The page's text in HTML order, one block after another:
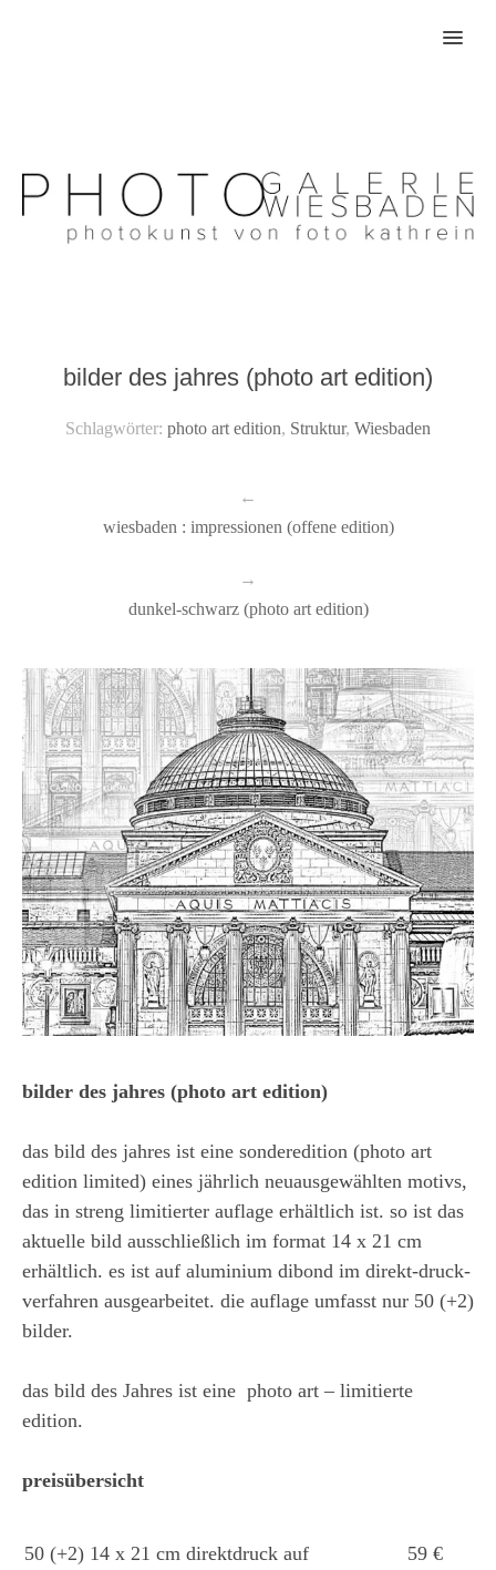
MENU
bilder des jahres (photo art edition)
das bild des jahres ist eine sonderedition (photo art
edition limited) eines jährlich neuausgewählten motivs,
das in streng limitierter auflage erhältlich ist. so ist das
aktuelle bild ausschließlich im format 14 x 21 cm
erhältlich. es ist auf aluminium dibond im direkt-druck-
verfahren ausgearbeitet. die auflage umfasst nur 50 (+2)
bilder.
das bild des Jahres ist eine photo art – limitierte
edition.
preisübersicht
50 (+2) 14 x 21 cm direktdruck auf
59 €
bilder des jahres (photo art edition)
Schlagwörter: photo art edition, Struktur, Wiesbaden
←
wiesbaden : impressionen (offene edition)
→
dunkel-schwarz (photo art edition)